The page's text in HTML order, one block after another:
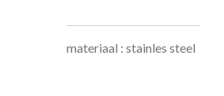
materiaal : stainles steel